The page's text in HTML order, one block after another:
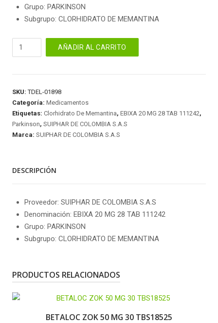
Grupo: PARKINSON
Subgrupo: CLORHIDRATO DE MEMANTINA
EBIXA
28
111242
cantidad
AÑADIR AL CARRITO
SKU:TDEL-01898
Categoría: Medicamentos
Etiquetas: Clorhidrato De Memantina, EBIXA 20 MG 28 TAB 111242,
Parkinson, SUIPHAR DE COLOMBIA S.A.S
Marca: SUIPHAR DE COLOMBIA S.A.S
DESCRIPCIÓN
Proveedor: SUIPHAR DE COLOMBIA S.A.S
Denominación: EBIXA 20 MG 28 TAB 111242
Grupo: PARKINSON
Subgrupo: CLORHIDRATO DE MEMANTINA
PRODUCTOS RELACIONADOS
BETALOC ZOK 50 MG 30 TBS18525